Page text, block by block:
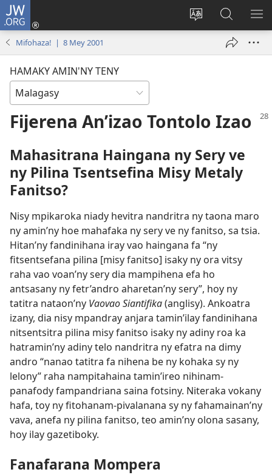
JW.ORG
Hiova
Hiditra
(manokatra
ato
Amin’ny
Mifohaza! | 8 Mey 2001
HAMAKY AMIN'NY TENY
Fijerena An’izao Tontolo Izao
Mahasitrana Haingana ny Sery ve
ny Pilina Tsentsefina Misy Metaly
Fanitso?
Nisy mpikaroka niady hevitra nandritra ny taona maro
ny amin’ny hoe mahafaka ny sery ve ny fanitso, sa tsia.
Hitan’ny fandinihana iray vao haingana fa “ny
fitsentsefana pilina [misy fanitso] isaky ny ora vitsy
raha vao voan’ny sery dia mampihena efa ho
antsasany ny fetr’andro aharetan’ny sery”, hoy ny
tatitra nataon’ny Vaovao Siantifika(anglisy). Ankoatra
izany, dia nisy mpandray anjara tamin’ilay fandinihana
nitsentsitra pilina misy fanitso isaky ny adiny roa ka
hatramin’ny adiny telo nandritra ny efatra na dimy
andro “nanao tatitra fa nihena be ny kohaka sy ny
lelony” raha nampitahaina tamin’ireo nihinam-
panafody fampandriana saina fotsiny. Niteraka vokany
hafa, toy ny fitohanam-pivalanana sy ny fahamainan’ny
vava, anefa ny pilina fanitso, teo amin’ny olona sasany,
hoy ilay gazetiboky.
Fanafarana Mompera